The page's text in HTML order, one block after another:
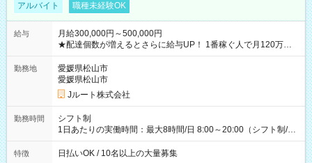
アルバイト 職種未経験OK
給与
月給300,000円～500,000円
★配達個数が増えるとさらに給与UP！ 1番稼ぐ人で月120万ほ
ど！ ・主要都市エリア 月収55万円／週5日稼働 月収65万~112
万円／週6日稼働 ・地方郊外エリア 月収40万円／週5日稼働 月
収40万円~50万円／週6日稼働 ＜モデルイメージ＞ ■月収50万
円 (27歳男性/江東区在住)※元建築関係 1日150個配達×25日勤務
(日休み) ■月収80万円(43歳男性/墨田区在住)※元営業 1日200個
勤務地
愛媛県松山市
愛媛県松山市
Jルート株式会社
勤務時間
シフト制
1日あたりの実働時間：最大8時間/日 8:00～20:00（シフト制/実
働8時間） ※週5日勤務（場所次第では週4も有り） ※配達状況
によって時間外での勤務可能性有り ※案件により多少の前後あ
特徴 日払いOK / 10名以上の大量募集